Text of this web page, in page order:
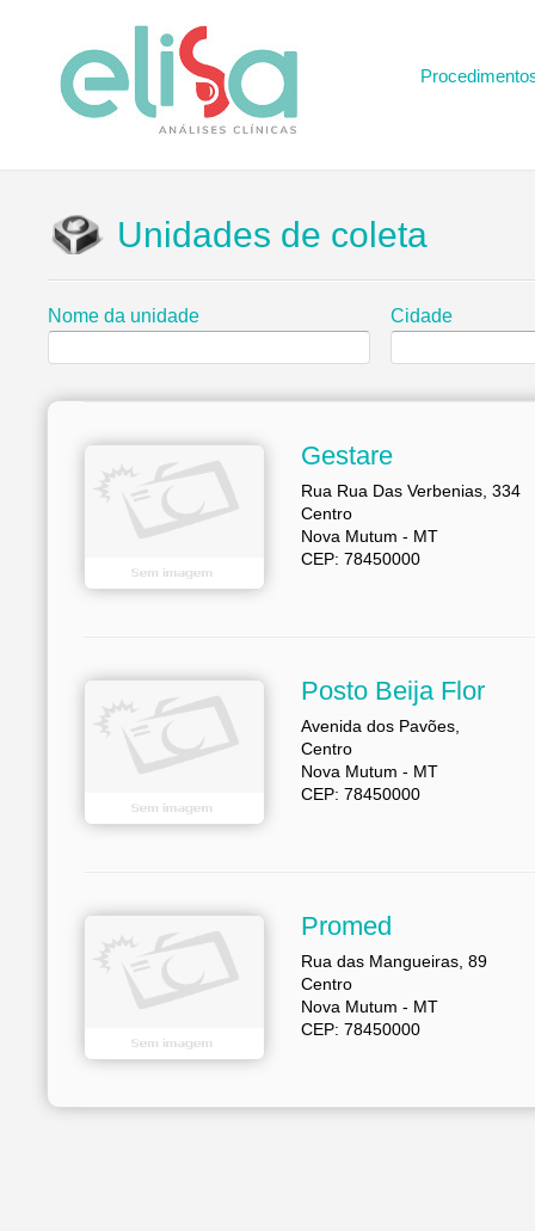
Unidades de coleta
Nome da unidade Cidade
Gestare
Rua Rua Das Verbenias, 334
Centro
Nova Mutum - MT
CEP: 78450000
Posto Beija Flor
Avenida dos Pavões,
Centro
Nova Mutum - MT
CEP: 78450000
Promed
Rua das Mangueiras, 89
Centro
Nova Mutum - MT
CEP: 78450000